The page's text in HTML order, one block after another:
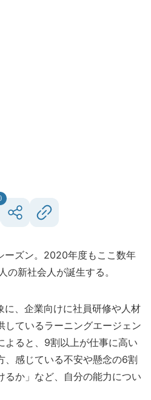
ズン。2020年度もここ数年
の新社会人が誕生する。
、企業向けに社員研修や人材
しているラーニングエージェン
よると、9割以上が仕事に高い
、感じている不安や懸念の6割
るか」など、自分の能力につい